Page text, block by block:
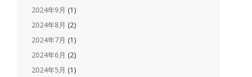
2024年9月 (1)
2024年8月 (2)
2024年7月 (1)
2024年6月 (2)
2024年5月 (1)